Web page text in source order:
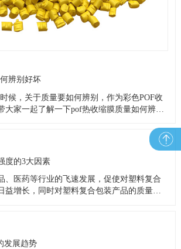
辨别好坏
候，关于质量要如何辨别，作为彩色POF收
大家一起了解一下pof热收缩膜质量如何辨别
然后将薄膜浸放在120℃的甘油中1～2s，取
测量长度L2式中Ll——为收
度的3大因素
、医药等行业的飞速发展，促使对塑料复合
益增长，同时对塑料复合包装产品的质量要
运输以及销售。 在实际生产中，各生产厂家
发展趋势